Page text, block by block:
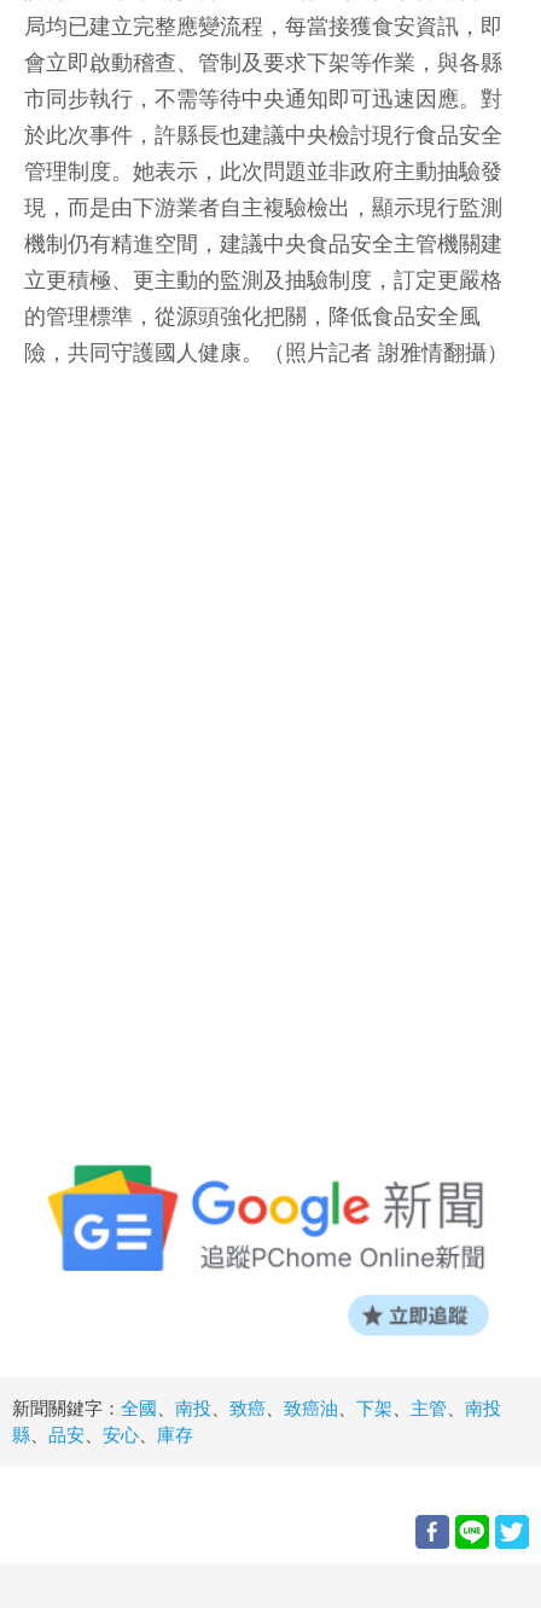
局均已建立完整應變流程，每當接獲食安資訊，即
會立即啟動稽查、管制及要求下架等作業，與各縣
市同步執行，不需等待中央通知即可迅速因應。對
於此次事件，許縣長也建議中央檢討現行食品安全
管理制度。她表示，此次問題並非政府主動抽驗發
現，而是由下游業者自主複驗檢出，顯示現行監測
機制仍有精進空間，建議中央食品安全主管機關建
立更積極、更主動的監測及抽驗制度，訂定更嚴格
的管理標準，從源頭強化把關，降低食品安全風
險，共同守護國人健康。（照片記者 謝雅情翻攝）
新聞關鍵字： 全國 南投 致癌 致癌油 下架 主管
南投
縣
品安 安心 庫存